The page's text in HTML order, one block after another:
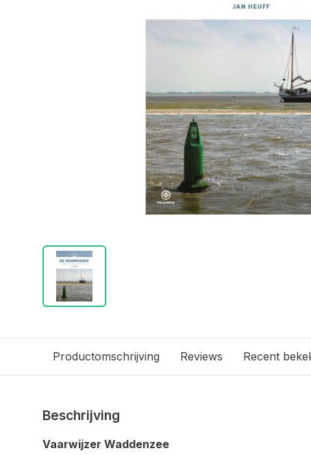
Productomschrijving Reviews Recent
Beschrijving
Vaarwijzer Waddenzee